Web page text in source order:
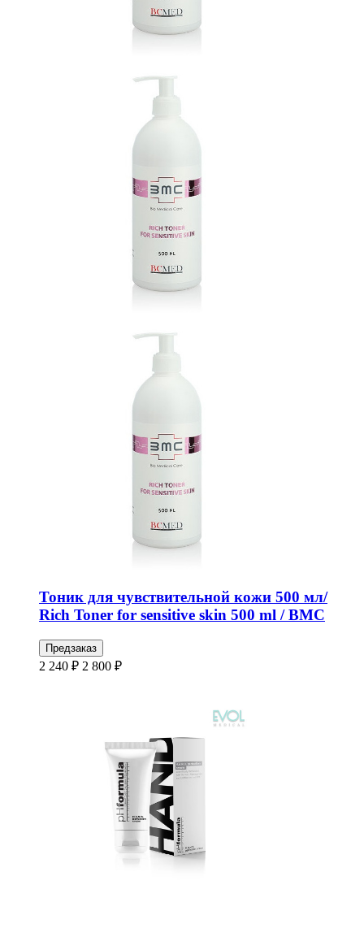
Тоник для чувствительной кожи 500 мл/
Rich Toner for sensitive skin 500 ml / BMC
Предзаказ
2 240 ₽ 2 800 ₽